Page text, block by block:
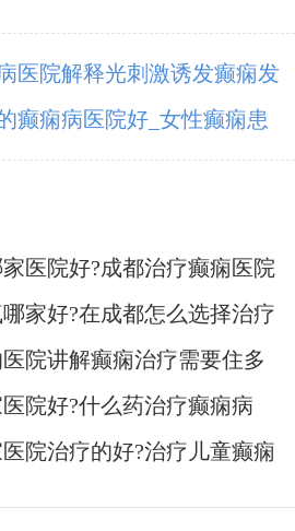
医院解释光刺激诱发癫痫发
癫痫病医院好_女性癫痫患
医院好?成都治疗癫痫医院
家好?在成都怎么选择治疗
院讲解癫痫治疗需要住多
院好?什么药治疗癫痫病
院治疗的好?治疗儿童癫痫